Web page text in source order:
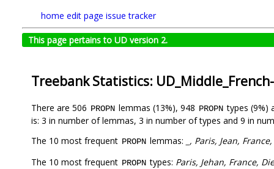
home edit page issue tracker
This page pertains to UD version 2.
Treebank Statistics: UD_Middle_French-
There are 506 PROPN lemmas (13%), 948 PROPN types (9%)
is: 3 in number of lemmas, 3 in number of types and 9 in
The 10 most frequent PROPN lemmas:
_, Paris, Jean,
The 10 most frequent PROPN types: Paris, Jehan, France,